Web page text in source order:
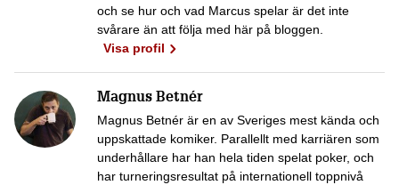
och se hur och vad Marcus spelar är det inte
svårare än att följa med här på bloggen.
Visa profil
Magnus Betnér
Magnus Betnér är en av Sveriges mest kända och
uppskattade komiker. Parallellt med karriären som
underhållare har han hela tiden spelat poker, och
har turneringsresultat på internationell toppnivå